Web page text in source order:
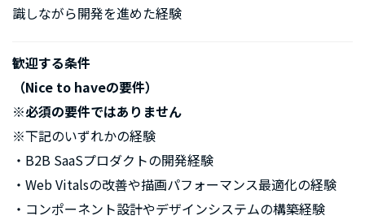
識しながら開発を進めた経験
歓迎する条件
（Nice to haveの要件）
※必須の要件ではありません
※下記のいずれかの経験
・B2B SaaSプロダクトの開発経験
・Web Vitalsの改善や描画パフォーマンス最適化の経験
・コンポーネント設計やデザインシステムの構築経験